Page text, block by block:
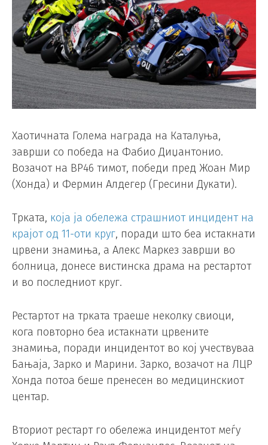
Хаотичната Голема награда на Каталуња,
заврши со победа на Фабио Диџантонио.
Возачот на ВР46 тимот, победи пред Жоан Мир
(Хонда) и Фермин Алдегер (Гресини Дукати).
Трката, која ја обележа страшниот инцидент на
крајот од 11-оти круг, поради што беа истакнати
црвени знамиња, а Алекс Маркез заврши во
болница, донесе вистинска драма на рестартот
и во последниот круг.
Рестартот на трката траеше неколку свиоци,
кога повторно беа истакнати црвените
знамиња, поради инцидентот во кој учествуваа
Бањаја, Зарко и Марини. Зарко, возачот на ЛЦР
Хонда потоа беше пренесен во медицинскиот
центар.
Вториот рестарт го обележа инцидентот меѓу